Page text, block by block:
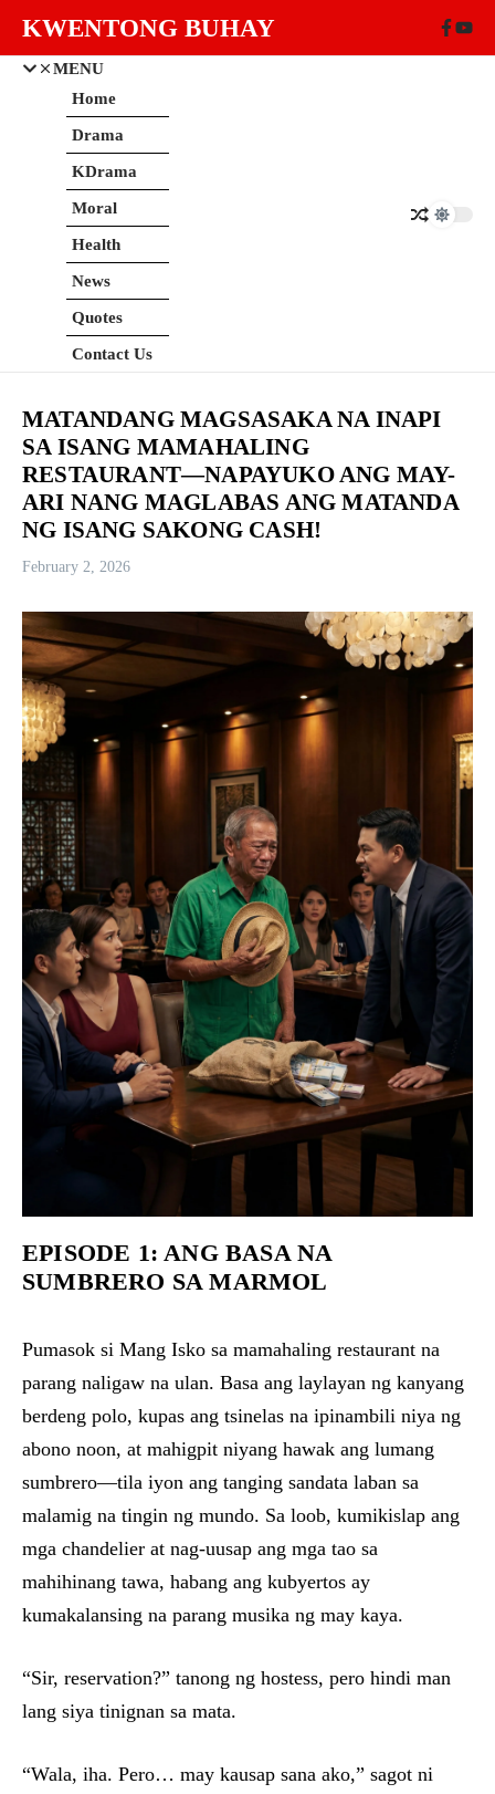
KWENTONG BUHAY
MENU
Home
Drama
KDrama
Moral
Health
News
Quotes
Contact Us
MATANDANG MAGSASAKA NA INAPI
SA ISANG MAMAHALING
RESTAURANT—NAPAYUKO ANG MAY-
ARI NANG MAGLABAS ANG MATANDA
NG ISANG SAKONG CASH!
February 2, 2026
EPISODE 1: ANG BASA NA
SUMBRERO SA MARMOL
Pumasok si Mang Isko sa mamahaling restaurant na
parang naligaw na ulan. Basa ang laylayan ng kanyang
berdeng polo, kupas ang tsinelas na ipinambili niya ng
abono noon, at mahigpit niyang hawak ang lumang
sumbrero—tila iyon ang tanging sandata laban sa
malamig na tingin ng mundo. Sa loob, kumikislap ang
mga chandelier at nag-uusap ang mga tao sa
mahihinang tawa, habang ang kubyertos ay
kumakalansing na parang musika ng may kaya.
“Sir, reservation?” tanong ng hostess, pero hindi man
lang siya tinignan sa mata.
“Wala, iha. Pero… may kausap sana ako,” sagot ni